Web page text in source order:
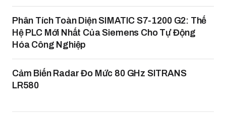
Phân Tích Toàn Diện SIMATIC S7-1200 G2: Thế
Hệ PLC Mới Nhất Của Siemens Cho Tự Động
Hóa Công Nghiệp
Cảm Biến Radar Đo Mức 80 GHz SITRANS
LR580